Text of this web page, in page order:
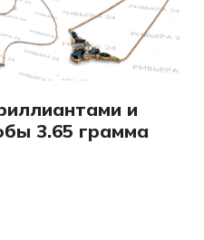
и
3.65 грамма